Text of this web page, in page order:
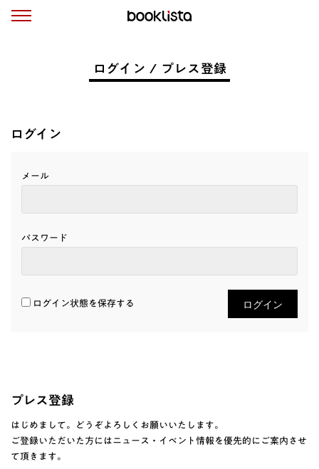
ログイン / プレス登録
ログイン
メール
パスワード
ログイン状態を保存する
プレス登録
はじめまして。どうぞよろしくお願いいたします。
ご登録いただいた方にはニュース・イベント情報を優先的にご案内させ
て頂きます。